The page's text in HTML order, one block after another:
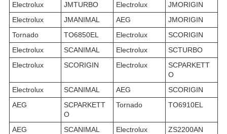
Electrolux JMTURBO Electrolux
JMORIGIN
Electrolux
JMANIMAL AEG
JMORIGIN
Tornado
TO6850EL Electrolux
SCORIGIN
Electrolux
SCANIMAL Electrolux
SCTURBO
Electrolux
SCORIGIN Electrolux
SCPARKETT
O
Electrolux
SCANIMAL AEG
SCORIGIN
AEG
SCPARKETT
O
Tornado TO6910EL
AEG SCANIMAL Electrolux
ZS2200AN